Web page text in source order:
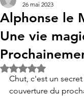
Alphonse le
Une vie
26 mai 2023
Noté NaN étoiles
Chut, c'est un
couverture du